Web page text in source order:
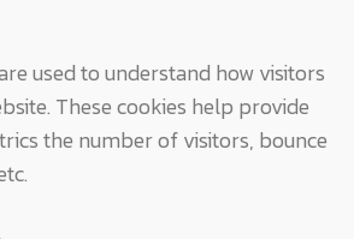
used to understand how visitors
These cookies help provide
the number of visitors, bounce